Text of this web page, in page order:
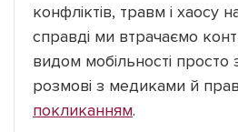
конфліктів, травм і хаосу
справді ми втрачаємо
видом мобільності просто
розмові з медиками й
покликанням.